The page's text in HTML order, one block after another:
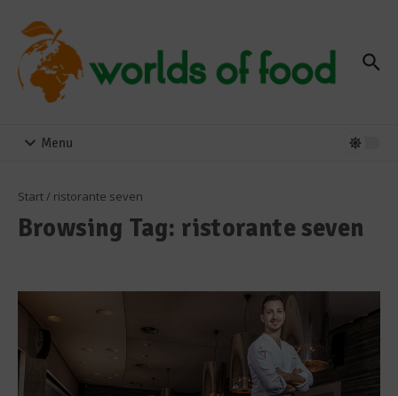
Menu
Start/ ristorante seven
Browsing Tag: ristorante seven